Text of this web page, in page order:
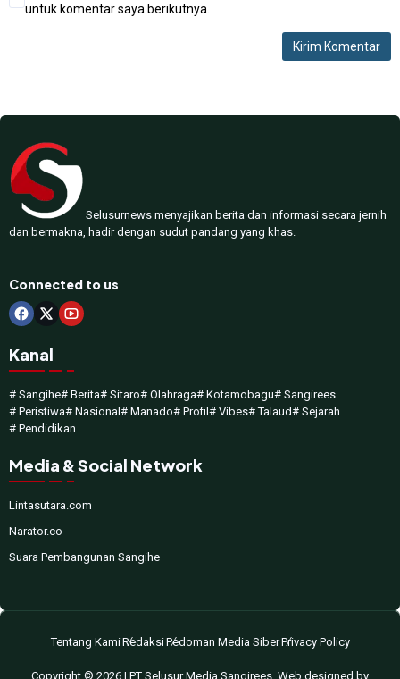
untuk komentar saya berikutnya.
Selusurnews menyajikan berita dan informasi secara jernih
dan bermakna, hadir dengan sudut pandang yang khas.
Connected to us
Kanal
# Sangihe# Berita# Sitaro# Olahraga# Kotamobagu# Sangirees
# Peristiwa# Nasional # Manado# Profil # Vibes# Talaud# Sejarah
# Pendidikan
Media & Social Network
Lintasutara.com
Narator.co
Suara Pembangunan Sangihe
Tentang KamiRedaksiPedoman Media SiberPrivacy Policy
Copyright © 2026 | PT Selusur Media Sangirees. Web designed by